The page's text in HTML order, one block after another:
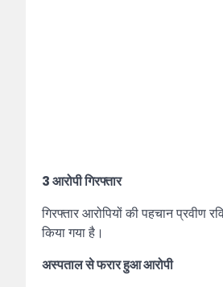
3 आरोपी गिरफ्तार
गिरफ्तार आरोपियों की पहचान
किया गया है।
अस्पताल से फरार हुआ आरोपी